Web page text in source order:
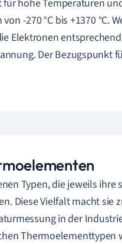
für hohe Temperaturen
-270 °C bis +1370 °C.
Elektronen entsprechend
Der Bezugspunkt
Typen, die jeweils ihre
Diese Vielfalt macht sie
in der
Thermoelementtypen